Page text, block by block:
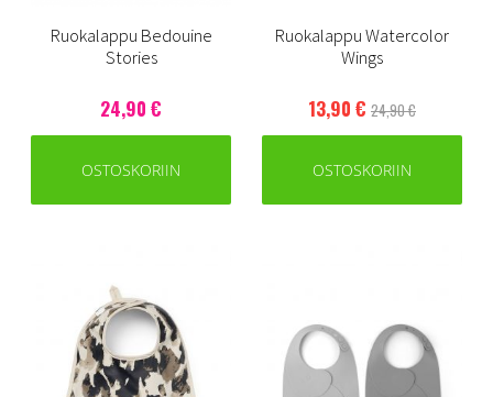
Ruokalappu Bedouine
Stories
24,90 €
OSTOSKORIIN
Ruokalappu Watercolor
Wings
13,90 € 24,90 €
OSTOSKORIIN